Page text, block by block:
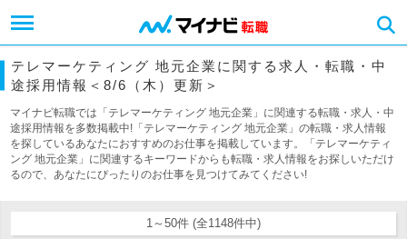
テレマーケティング 地元企業に関する求人・転職・中
途採用情報＜8/6（木）更新＞
マイナビ転職では「テレマーケティング 地元企業」に関連する転職・求人・中
途採用情報を多数掲載中!「テレマーケティング 地元企業」の転職・求人情報
を探しているあなたにおすすめのお仕事を掲載しています。「テレマーケティ
ング 地元企業」に関連するキーワードからも転職・求人情報をお探しいただけ
るので、あなたにぴったりのお仕事を見つけてみてください!
1～50件 (全1148件中)